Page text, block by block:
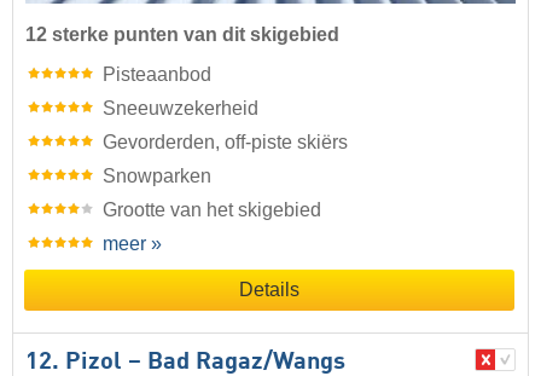
12 sterke punten van dit skigebied
Pisteaanbod
Sneeuwzekerheid
Gevorderden, off-piste skiërs
Snowparken
Grootte van het skigebied
meer »
Details
12. Pizol – Bad Ragaz/​Wangs